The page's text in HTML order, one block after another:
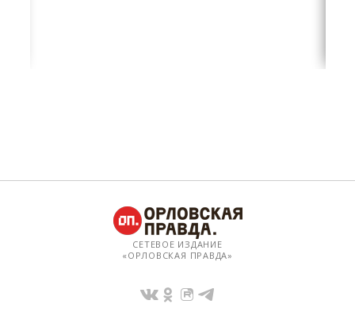
СЕТЕВОЕ ИЗДАНИЕ
«ОРЛОВСКАЯ ПРАВДА»